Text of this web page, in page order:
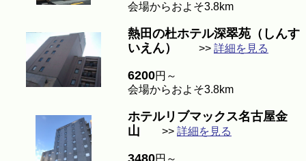
会場からおよそ3.8km
熱田の杜ホテル深翠苑（しんす
いえん）
>> 詳細を見る
6200円～
会場からおよそ3.8km
ホテルリブマックス名古屋金
山 >> 詳細を見る
3480円～